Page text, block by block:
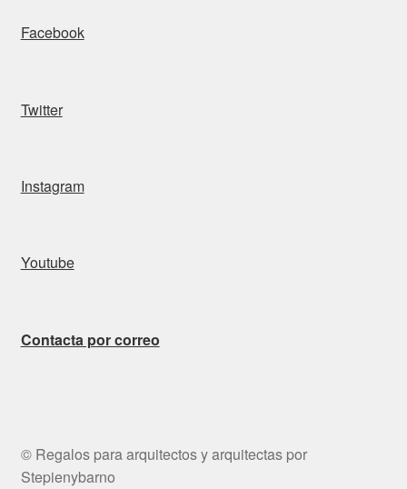
Facebook
Twitter
Instagram
Youtube
Contacta por correo
© Regalos para arquitectos y arquitectas por
Stepienybarno